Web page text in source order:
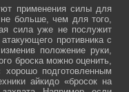
применения силы для
больше, чем для того,
сила уже не послужит
противника с
положение руки,
броска можно оценить,
подготовленным
айкидо «бросок на